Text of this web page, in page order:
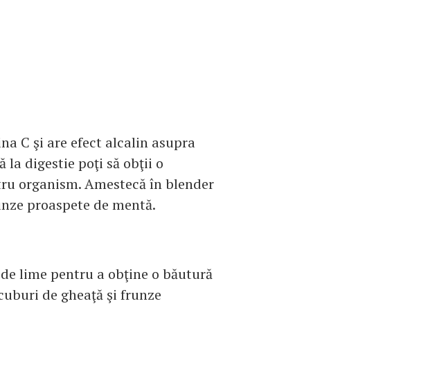
C şi are efect alcalin asupra
la digestie poţi să obţii o
organism. Amestecă în blender
proaspete de mentă.
lime pentru a obţine o băutură
de gheaţă şi frunze